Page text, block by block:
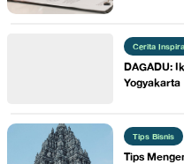
Cerita
DAGADU:
Yogyakarta
Tips Bisnis
Tips